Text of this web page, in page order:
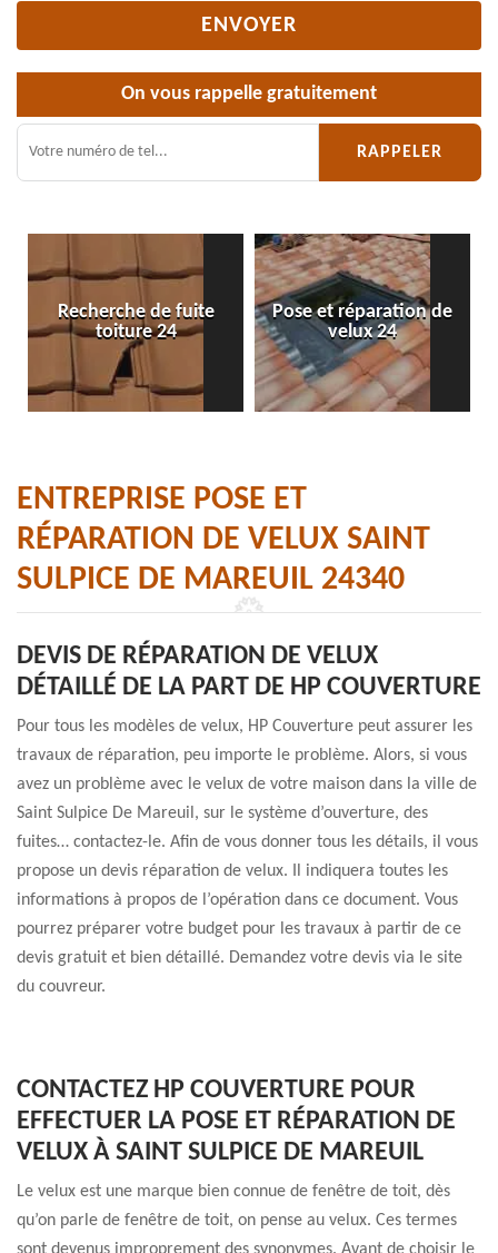
On vous rappelle gratuitement
Recherche de fuite
toiture 24
Pose et réparation de
velux 24
ENTREPRISE POSE ET
RÉPARATION DE VELUX SAINT
SULPICE DE MAREUIL 24340
DEVIS DE RÉPARATION DE VELUX
DÉTAILLÉ DE LA PART DE HP COUVERTURE
Pour tous les modèles de velux, HP Couverture peut assurer les
travaux de réparation, peu importe le problème. Alors, si vous
avez un problème avec le velux de votre maison dans la ville de
Saint Sulpice De Mareuil, sur le système d’ouverture, des
fuites… contactez-le. Afin de vous donner tous les détails, il vous
propose un devis réparation de velux. Il indiquera toutes les
informations à propos de l’opération dans ce document. Vous
pourrez préparer votre budget pour les travaux à partir de ce
devis gratuit et bien détaillé. Demandez votre devis via le site
du couvreur.
CONTACTEZ HP COUVERTURE POUR
EFFECTUER LA POSE ET RÉPARATION DE
VELUX À SAINT SULPICE DE MAREUIL
Le velux est une marque bien connue de fenêtre de toit, dès
qu’on parle de fenêtre de toit, on pense au velux. Ces termes